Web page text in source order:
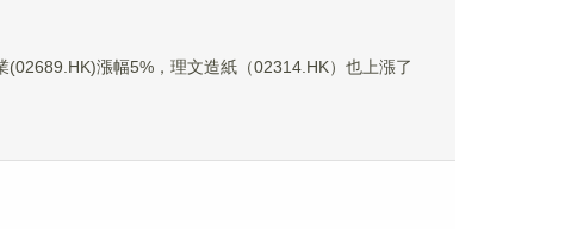
漲幅5%，理文造紙（02314.HK）也上漲了